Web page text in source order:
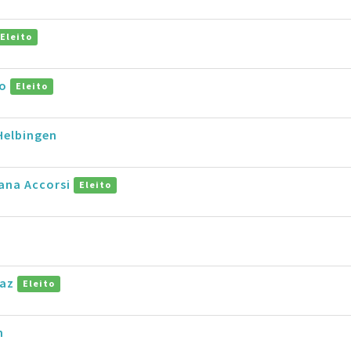
Eleito
Eleito
Accorsi Eleito
Eleito